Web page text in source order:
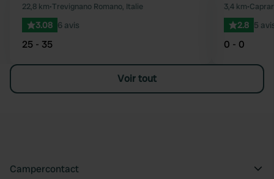
Préféré
22,8 km•Trevignano Romano, Italie
3.08 6 avis
25 - 35
3,4 km•
2.8 5
0 - 0
Voir tout
Campercontact